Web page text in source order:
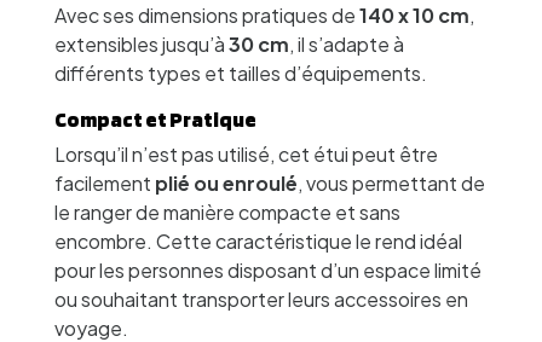
Avec ses dimensions pratiques de140 x 10 cm,
extensibles jusqu’à30 cm, il s’adapte à
différents types et tailles d’équipements.
Compact et Pratique
Lorsqu’il n’est pas utilisé, cet étui peut être
facilement plié ou enroulé, vous permettant de
le ranger de manière compacte et sans
encombre. Cette caractéristique le rend idéal
pour les personnes disposant d’un espace limité
ou souhaitant transporter leurs accessoires en
voyage.